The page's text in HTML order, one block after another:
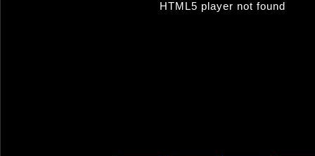
HTML5 player not found